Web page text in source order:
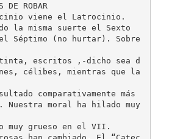
DE ROBAR
viene el Latrocinio.
la misma suerte el Sexto
Séptimo (no hurtar). Sobre
escritos ,-dicho sea d
célibes, mientras que la
comparativamente más
Nuestra moral ha hilado muy
muy grueso en el VII.
han cambiado. El “Catec